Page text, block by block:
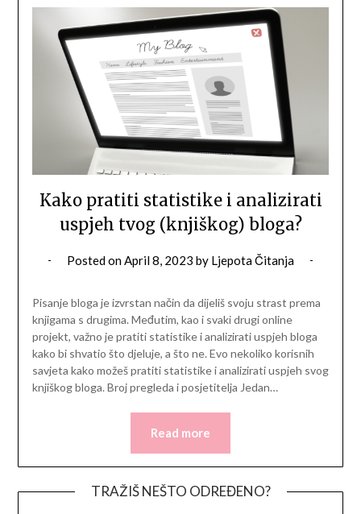
Kako pratiti statistike i analizirati
uspjeh tvog (knjiškog) bloga?
Posted onApril 8, 2023 by Ljepota Čitanja
Pisanje bloga je izvrstan način da dijeliš svoju strast prema
knjigama s drugima. Međutim, kao i svaki drugi online
projekt, važno je pratiti statistike i analizirati uspjeh bloga
kako bi shvatio što djeluje, a što ne. Evo nekoliko korisnih
savjeta kako možeš pratiti statistike i analizirati uspjeh svog
knjiškog bloga. Broj pregleda i posjetitelja Jedan…
Read more
TRAŽIŠ NEŠTO ODREĐENO?